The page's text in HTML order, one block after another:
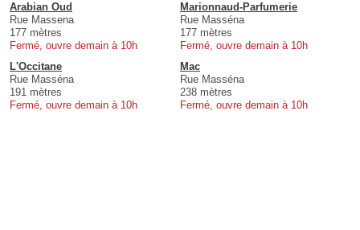
Arabian Oud
Rue Massena
177 mètres
Fermé, ouvre demain à 10h
Marionnaud-Parfumerie
Rue Masséna
177 mètres
Fermé, ouvre demain à 10h
L'Occitane
Rue Masséna
191 mètres
Fermé, ouvre demain à 10h
Mac
Rue Masséna
238 mètres
Fermé, ouvre demain à 10h